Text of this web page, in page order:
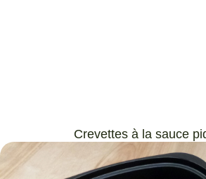
Crevettes à la sauce